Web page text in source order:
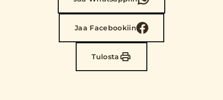
Jaa Facebookiin
Tulosta